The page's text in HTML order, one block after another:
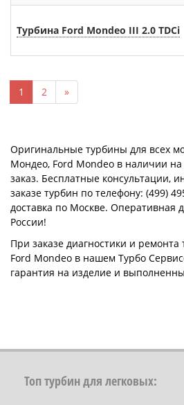
Турбина Ford Mondeo III 2.0 TDCi
1 2 »
Оригинальные турбины для всех
Мондео, Ford Mondeo в наличии
заказ. Бесплатные консультации,
заказе турбин по телефону: (499)
доставка по Москве. Оперативная
России!
При заказе диагностики и ремонта
Ford Mondeo в нашем Турбо
гарантия на изделие и
Топ турбин для легковых: